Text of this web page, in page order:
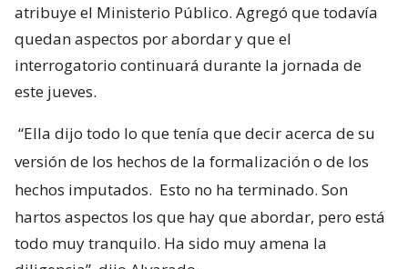
atribuye el Ministerio Público. Agregó que todavía
quedan aspectos por abordar y que el
interrogatorio continuará durante la jornada de
este jueves.
“Ella dijo todo lo que tenía que decir acerca de su
versión de los hechos de la formalización o de los
hechos imputados. Esto no ha terminado. Son
hartos aspectos los que hay que abordar, pero está
todo muy tranquilo. Ha sido muy amena la